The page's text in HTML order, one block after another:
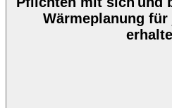
Wärmeplanung